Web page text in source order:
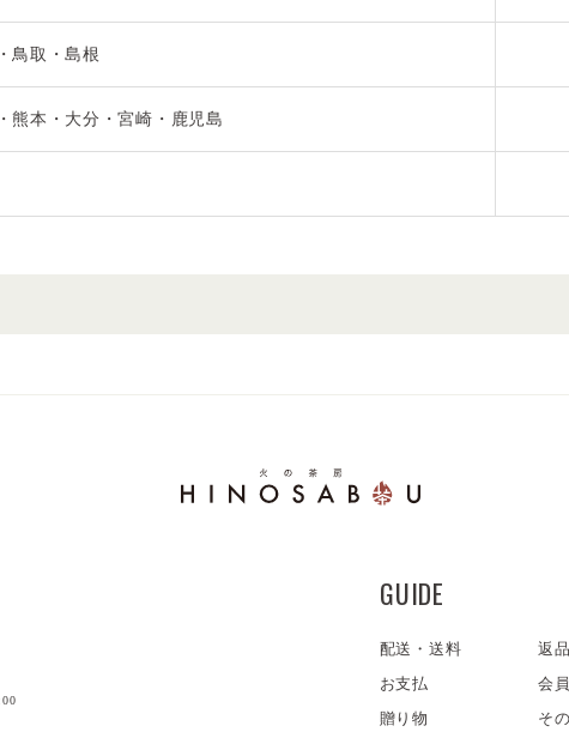
鳥取・島根
熊本・大分・宮崎・鹿児島
GUIDE
配送・送料
お支払
贈り物
返
会
そ